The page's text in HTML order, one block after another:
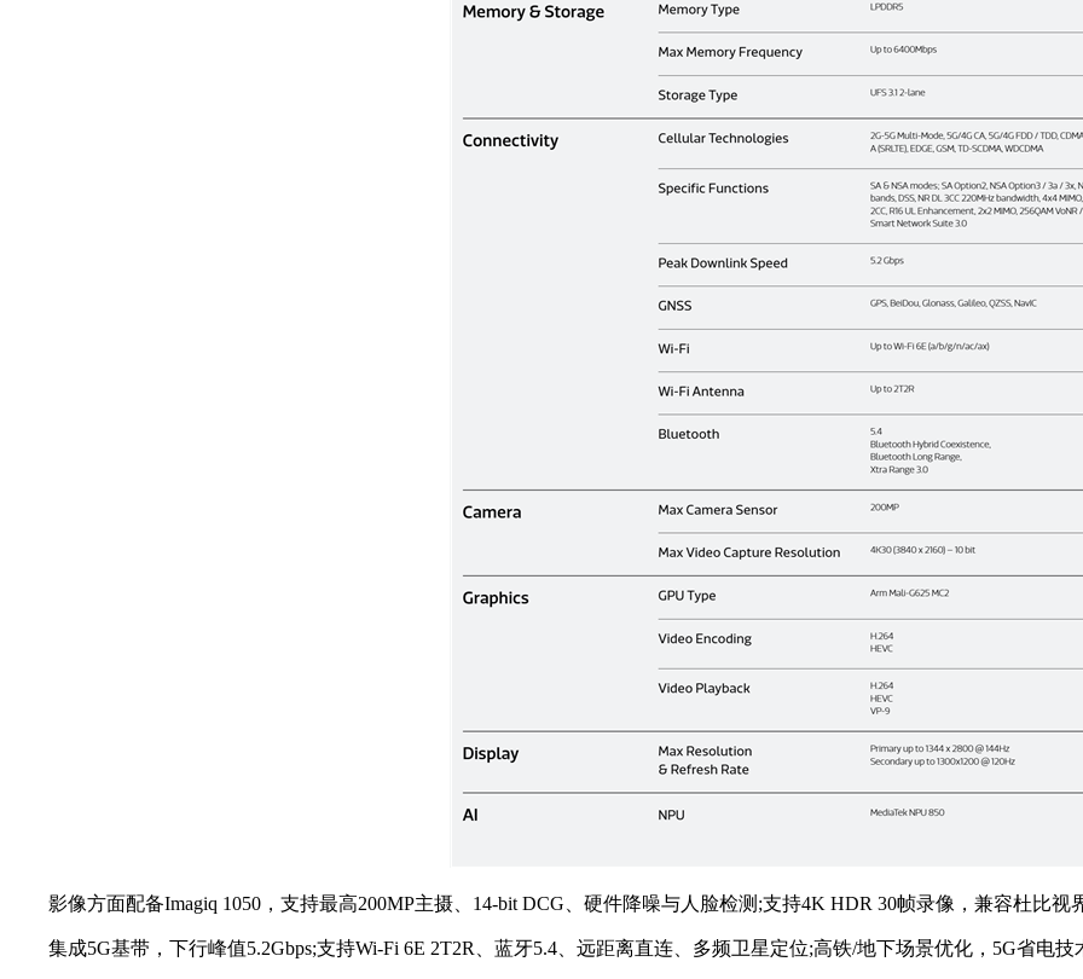
影像方面配备Imagiq 1050，支持最高200MP主摄、14-bit DCG、硬件降噪与人脸检测;支持4K HDR 30帧录像，兼容杜比视
集成5G基带，下行峰值5.2Gbps;支持Wi-Fi 6E 2T2R、蓝牙5.4、远距离直连、多频卫星定位;高铁/地下场景优化，5G省电技